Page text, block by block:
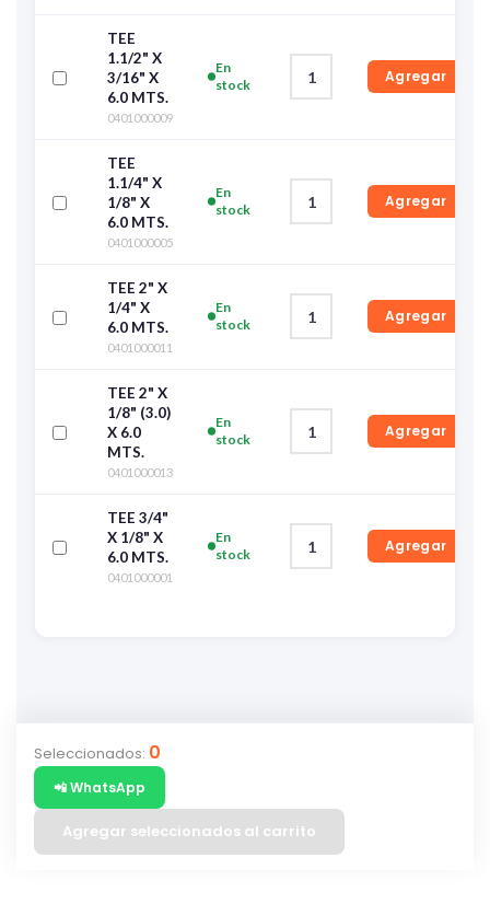
TEE
1.1/2" X
3/16" X
6.0 MTS.
0401000009
En
stock
Agregar
TEE
1.1/4" X
1/8" X
6.0 MTS.
0401000005
En
stock
Agregar
TEE 2" X
1/4" X
6.0 MTS.
0401000011
En
stock
Agregar
TEE 2" X
1/8" (3.0)
X 6.0
MTS.
0401000013
En
stock
Agregar
TEE 3/4"
X 1/8" X
6.0 MTS.
0401000001
En
stock
Agregar
Seleccionados: 0
📲 WhatsApp
Agregar seleccionados al carrito